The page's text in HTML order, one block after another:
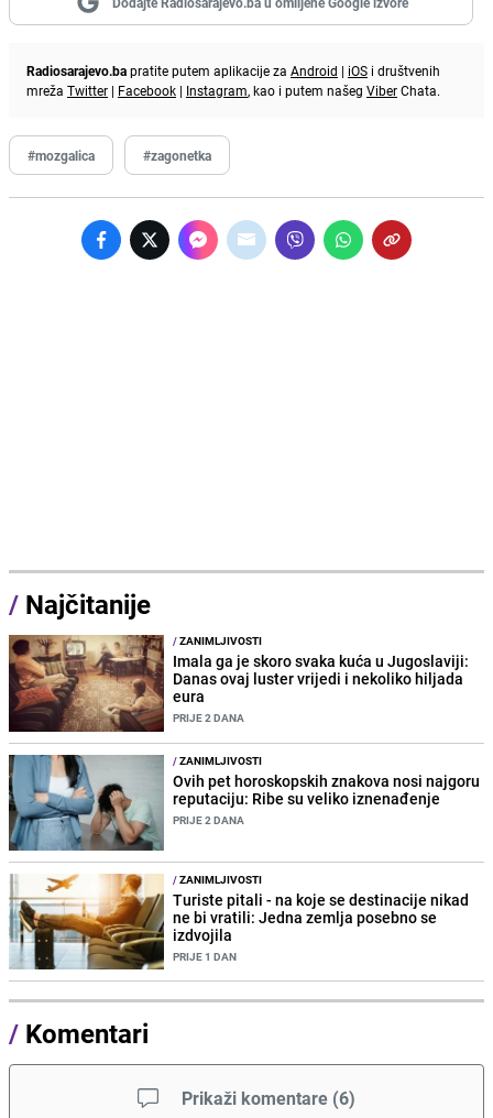
Radiosarajevo.bapratite putem aplikacije za Android | iOS i društvenih
mreža Twitter | Facebook | Instagram, kao i putem našeg ViberChata.
#mozgalica #zagonetka
/ Najčitanije
/ZANIMLJIVOSTI
Imala ga je skoro svaka kuća u Jugoslaviji:
Danas ovaj luster vrijedi i nekoliko hiljada
eura
PRIJE 2 DANA
/ZANIMLJIVOSTI
Ovih pet horoskopskih znakova nosi najgoru
reputaciju: Ribe su veliko iznenađenje
PRIJE 2 DANA
/ZANIMLJIVOSTI
Turiste pitali - na koje se destinacije nikad
ne bi vratili: Jedna zemlja posebno se
izdvojila
PRIJE 1 DAN
/ Komentari
Prikaži komentare (6)